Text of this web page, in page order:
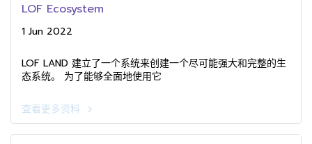
LOF Ecosystem
1 Jun 2022
LOF LAND 建立了一个系统来创建一个尽可能强大和完整的生
态系统。 为了能够全面地使用它
查看更多资料